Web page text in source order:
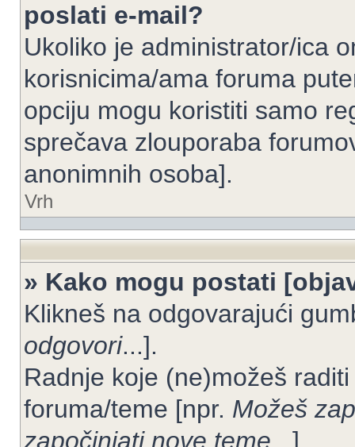
poslati e-mail?
Ukoliko je administrator/ica
korisnicima/ama foruma
opciju mogu koristiti samo
sprečava zlouporaba
anonimnih osoba].
Vrh
» Kako mogu postati
Klikneš na odgovarajući
odgovori...].
Radnje koje (ne)možeš
foruma/teme [npr. Možeš
započinjati nove teme ...].